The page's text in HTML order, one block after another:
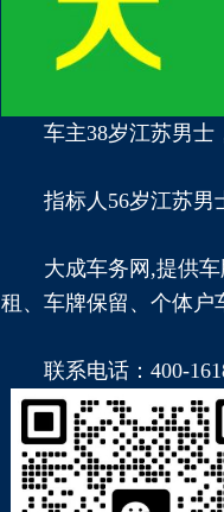
车主38岁江苏男士
指标人56岁江苏男
大成车务网,提供
租、车牌保留、个体户
联系电话：400-1618-